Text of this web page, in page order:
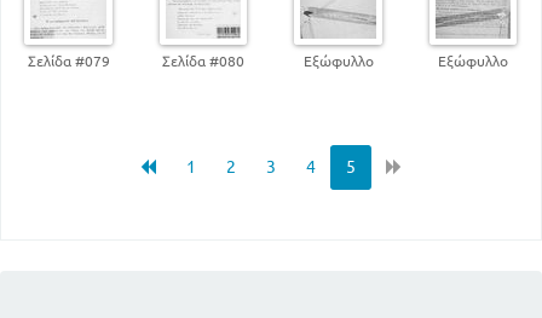
Σελίδα #079 Σελίδα #080 Εξώφυλλο Εξώφυλλο
1 2 3 4 5